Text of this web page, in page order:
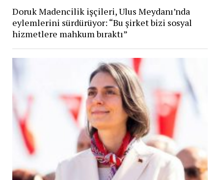
Doruk Madencilik işçileri, Ulus Meydanı’nda
eylemlerini sürdürüyor: “Bu şirket bizi sosyal
hizmetlere mahkum bıraktı”